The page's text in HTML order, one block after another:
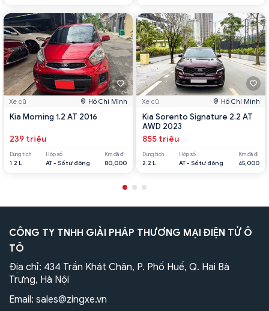
Xe cũ Hồ Chí Minh
Kia Morning 1.2 AT 2016
239 triệu
Dung tích
1.2 L
Hộp số
AT - Số tự động
Km đã đi
80,000
Xe cũ Hồ Chí Minh
Kia Sorento Signature 2.2 AT
AWD 2023
855 triệu
Dung tích
2.2 L
Hộp số
AT - Số tự động
Km đã đi
45,000
CÔNG TY TNHH GIẢI PHÁP THƯƠNG MẠI ĐIỆN TỬ Ô
TÔ
Địa chỉ: 434 Trần Khát Chân, P. Phố Huế, Q. Hai Bà
Trưng, Hà Nội
Email: sales@zingxe.vn